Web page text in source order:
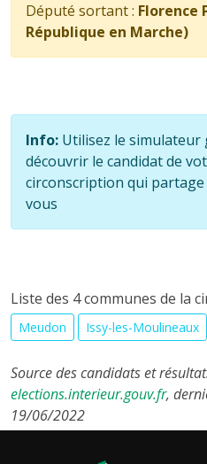
Député sortant : Florence
République en Marche)
Info: Utilisez le
découvrir le candidat de
circonscription qui partage
vous
Liste des 4 communes de la
Meudon
Issy-les-Moulineaux
Source des candidats et
elections.interieur.gouv.fr,
19/06/2022